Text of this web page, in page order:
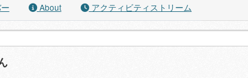
About アクティビティストリーム